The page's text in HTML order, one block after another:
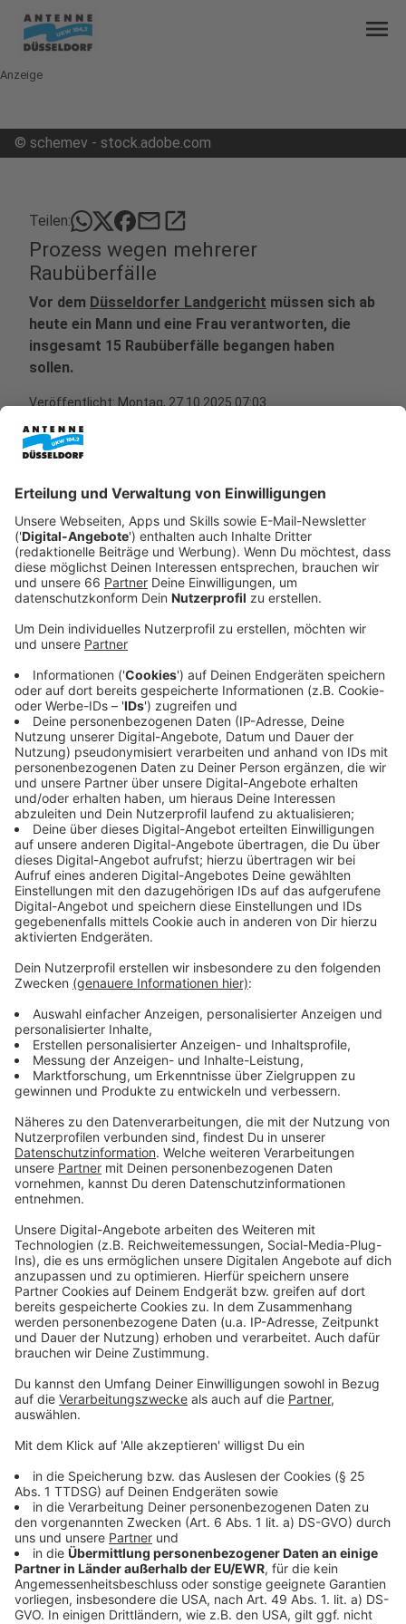
menu
Anzeige
© schemev - stock.adobe.com
Teilen: mailopen_in_new
Prozess wegen mehrerer
Raubüberfälle
Vor dem Düsseldorfer Landgericht müssen sich ab
heute ein Mann und eine Frau verantworten, die
insgesamt 15 Raubüberfälle begangen haben
sollen.
Veröffentlicht: Montag, 27.10.2025 07:03
Anzeige
Insgesamt haben sie demnach fast eine halbe Million
Euro erbeutet.
Anzeige
15 Raubüberfälle sollen aufs Konto der
Angeklagten gehen
Anzeige
Das kriminelle Duo hat offenbar gezielt ältere
Menschen ausgeraubt, um sich damit sein Leben zu
finanzieren. Den beiden wird vorgeworfen, zwischen
2022 und 2023 insgesamt 15 Raubüberfälle begangen
zu haben – mehrere davon hier bei uns in Düsseldorf.
Anzeige
Auch körperliche Gewalt wurde wohl
eingesetzt
Dabei haben sie demnach Wertgegenstände im
Gesamtwert von fast einer halben Million Euro
körperliche Gewalt eingesetzt, um sein Ziel zu
erreichen. Jetzt sind beide wegen Raubes und
schwerer Körperverletzungangeklagt.
Anzeige
Weitere Infos und Links zum Thema:
Anzeige
Prozess um schweren sexuellen Übergriff in U-
Bahnstation
Kiosk-Attacke in Düsseldorf: Prozessbeginn am
Landgericht
Weitere Meldungen aus Düsseldorf
Anzeige
Folge uns für mehr News & Updates:
Anzeige